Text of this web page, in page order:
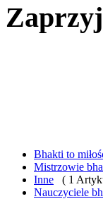
Bhakti to
Mistrzowie
Inne
( 1
Nauczyciele